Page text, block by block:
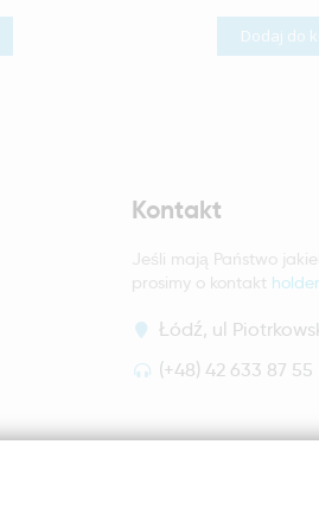
Dodaj do
Kontakt
Jeśli mają Państwo
prosimy o kontakt
Łódź, ul
(+48) 42 633 87 55